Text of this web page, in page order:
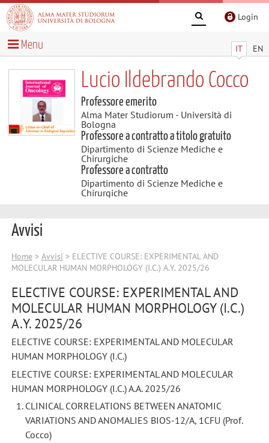
Login
IT EN
Menu
Lucio Ildebrando Cocco
Professore emerito
Alma Mater Studiorum - Università di
Bologna
Professore a contratto a titolo gratuito
Dipartimento di Scienze Mediche e
Chirurgiche
Professore a contratto
Dipartimento di Scienze Mediche e
Chirurgiche
Avvisi
Home> Avvisi > ELECTIVE COURSE: EXPERIMENTAL AND
MOLECULAR HUMAN MORPHOLOGY (I.C.) A.Y. 2025/26
ELECTIVE COURSE: EXPERIMENTAL AND
MOLECULAR HUMAN MORPHOLOGY (I.C.)
A.Y. 2025/26
ELECTIVE COURSE: EXPERIMENTAL AND MOLECULAR
HUMAN MORPHOLOGY (I.C.)
ELECTIVE COURSE: EXPERIMENTAL AND MOLECULAR
HUMAN MORPHOLOGY (I.C.) A.A. 2025/26
CLINICAL CORRELATIONS BETWEEN ANATOMIC
VARIATIONS AND ANOMALIES BIOS-12/A, 1CFU (Prof.
Cocco)